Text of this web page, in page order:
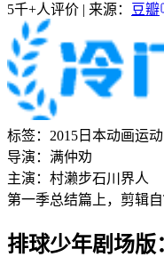
5千+人评价 | 来源： 豆瓣
标签： 2015 日本动画运动
导演： 满仲劝
主演： 村濑步石川界人
第一季总结篇上，剪辑
排球少年剧场版